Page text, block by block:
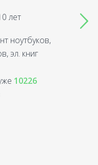
лет
ноутбуков,
эл. книг
10226